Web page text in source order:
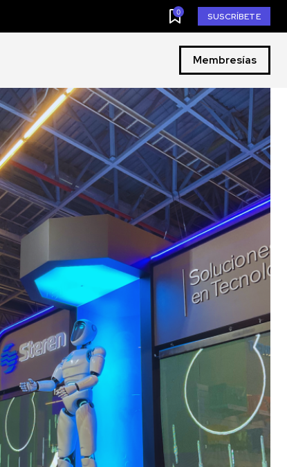
0 SUSCRÍBETE
Membresías